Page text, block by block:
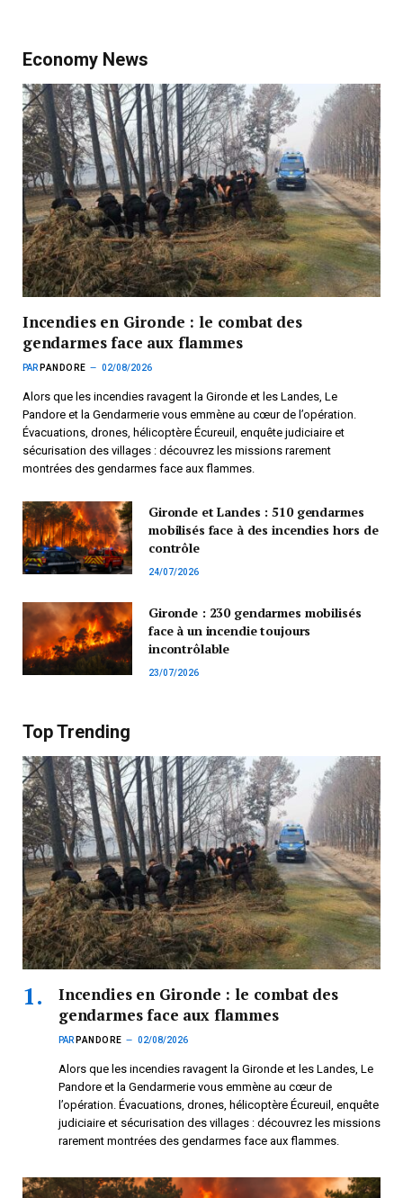
Economy News
Incendies en Gironde : le combat des
gendarmes face aux flammes
PAR PANDORE 02/08/2026
Alors que les incendies ravagent la Gironde et les Landes, Le
Pandore et la Gendarmerie vous emmène au cœur de l’opération.
Évacuations, drones, hélicoptère Écureuil, enquête judiciaire et
sécurisation des villages : découvrez les missions rarement
montrées des gendarmes face aux flammes.
Gironde et Landes : 510 gendarmes
mobilisés face à des incendies hors de
contrôle
24/07/2026
Gironde : 230 gendarmes mobilisés
face à un incendie toujours
incontrôlable
23/07/2026
Top Trending
Incendies en Gironde : le combat des
gendarmes face aux flammes
PAR PANDORE 02/08/2026
Alors que les incendies ravagent la Gironde et les Landes, Le
Pandore et la Gendarmerie vous emmène au cœur de
l’opération. Évacuations, drones, hélicoptère Écureuil, enquête
judiciaire et sécurisation des villages : découvrez les missions
rarement montrées des gendarmes face aux flammes.